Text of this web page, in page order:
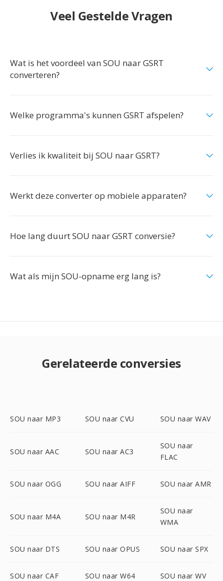
Veel Gestelde Vragen
Wat is het voordeel van SOU naar GSRT
converteren?
Welke programma's kunnen GSRT afspelen?
Verlies ik kwaliteit bij SOU naar GSRT?
Werkt deze converter op mobiele apparaten?
Hoe lang duurt SOU naar GSRT conversie?
Wat als mijn SOU-opname erg lang is?
Gerelateerde conversies
SOU naar MP3 SOU naar CVU SOU naar WAV
SOU naar AAC SOU naar AC3
SOU naar
FLAC
SOU naar OGG SOU naar AIFF SOU naar AMR
SOU naar M4A SOU naar M4R
SOU naar
WMA
SOU naar DTS SOU naar OPUS SOU naar SPX
SOU naar CAF SOU naar W64 SOU naar WV